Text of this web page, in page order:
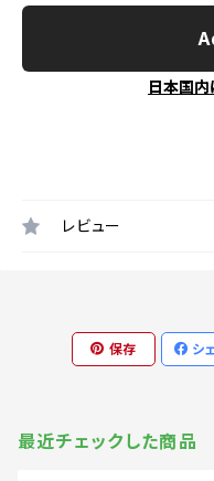
日本国
レビュー
保存 シ
最近チェックした商品